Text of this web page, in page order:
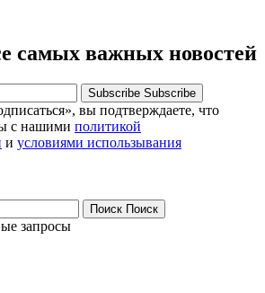
самых важных новостей
Subscribe Subscribe
вы подтверждаете, что
с нашими политикой
и условиями использывания
Поиск Поиск
запросы